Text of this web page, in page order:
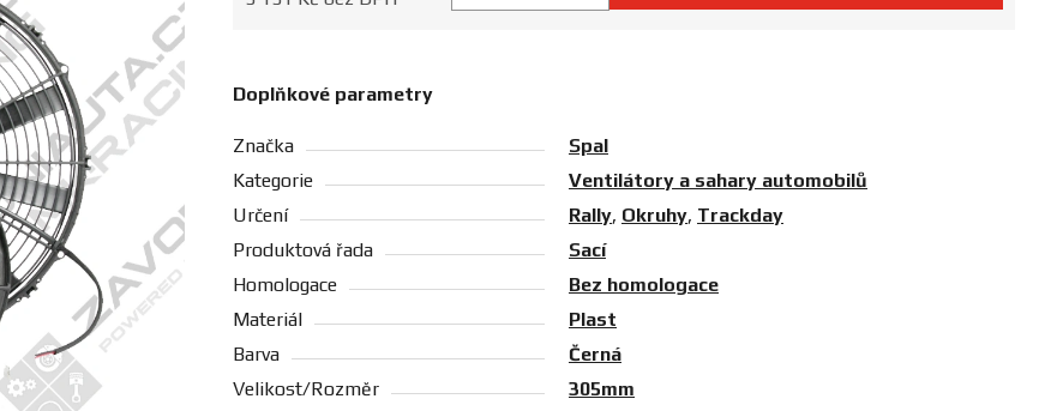
Doplňkové parametry
Značka
Spal
Kategorie
Ventilátory a sahary automobilů
Určení
Rally, Okruhy, Trackday
Produktová řada
Sací
Homologace
Bez homologace
Materiál
Plast
Barva
Černá
Velikost/Rozměr
305mm